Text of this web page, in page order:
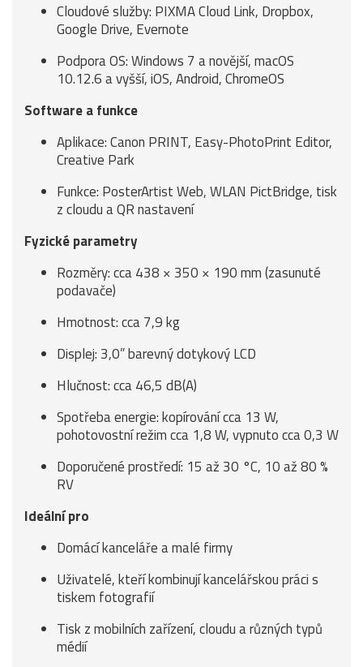
Cloudové služby: PIXMA Cloud Link, Dropbox,
Google Drive, Evernote
Podpora OS: Windows 7 a novější, macOS
10.12.6 a vyšší, iOS, Android, ChromeOS
Software a funkce
Aplikace: Canon PRINT, Easy-PhotoPrint Editor,
Creative Park
Funkce: PosterArtist Web, WLAN PictBridge, tisk
z cloudu a QR nastavení
Fyzické parametry
Rozměry: cca 438 × 350 × 190 mm (zasunuté
podavače)
Hmotnost: cca 7,9 kg
Displej: 3,0” barevný dotykový LCD
Hlučnost: cca 46,5 dB(A)
Spotřeba energie: kopírování cca 13 W,
pohotovostní režim cca 1,8 W, vypnuto cca 0,3 W
Doporučené prostředí: 15 až 30 °C, 10 až 80 %
RV
Ideální pro
Domácí kanceláře a malé firmy
Uživatelé, kteří kombinují kancelářskou práci s
tiskem fotografií
Tisk z mobilních zařízení, cloudu a různých typů
médií